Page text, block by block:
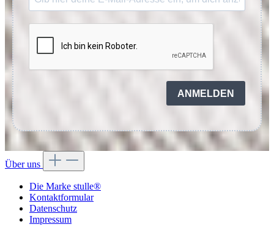
ANMELDEN
Über uns
Die Marke stulle®
Kontaktformular
Datenschutz
Impressum